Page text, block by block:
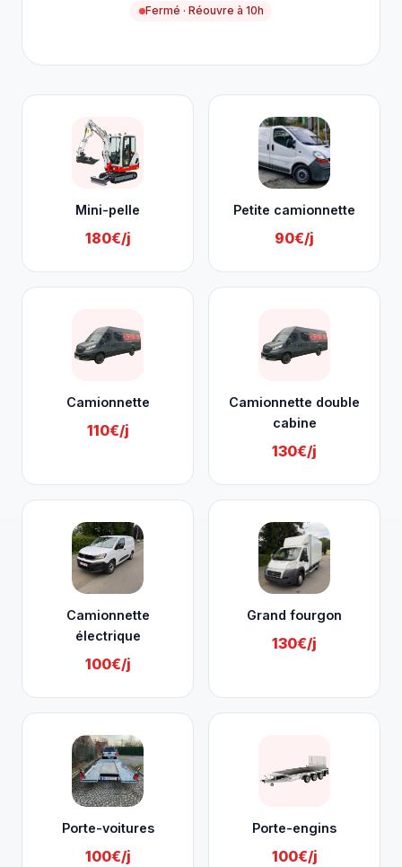
Fermé · Réouvre à 10h
Mini-pelle
180€/j
Petite camionnette
90€/j
Camionnette
110€/j
Camionnette double
cabine
130€/j
Camionnette
électrique
100€/j
Grand fourgon
130€/j
Porte-voitures
100€/j
Porte-engins
100€/j